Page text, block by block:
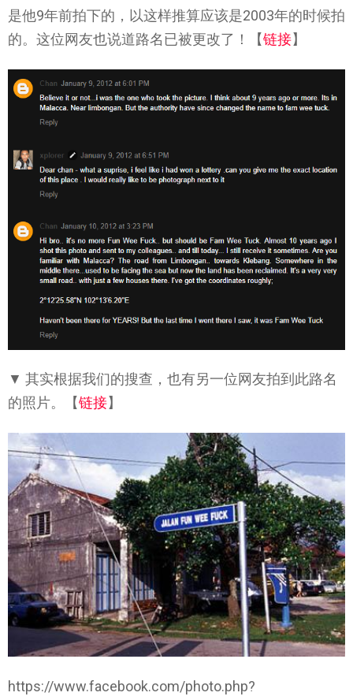
是他9年前拍下的，以这样推算应该是2003年的时候拍
的。这位网友也说道路名已被更改了！【链接】
▼ 其实根据我们的搜查，也有另一位网友拍到此路名
的照片。【链接】
https://www.facebook.com/photo.php?